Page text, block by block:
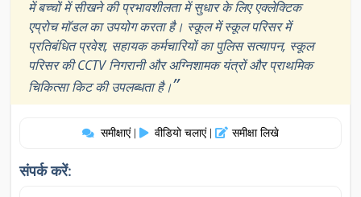
में बच्चों में सीखने की प्रभावशीलता में सुधार के लिए एक्लेक्टिक
एप्रोच मॉडल का उपयोग करता है। स्कूल में स्कूल परिसर में
प्रतिबंधित प्रवेश, सहायक कर्मचारियों का पुलिस सत्यापन, स्कूल
परिसर की CCTV निगरानी और अग्निशामक यंत्रों और प्राथमिक
चिकित्सा किट की उपलब्धता है।”
समीक्षाएं | वीडियो चलाएं | समीक्षा लिखे
संपर्क करें: